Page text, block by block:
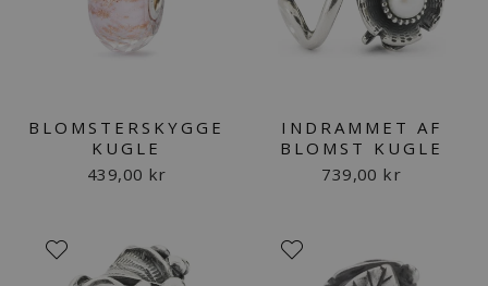
BLOMSTERSKYGGE
KUGLE
439,00 kr
INDRAMMET AF
BLOMST KUGLE
739,00 kr